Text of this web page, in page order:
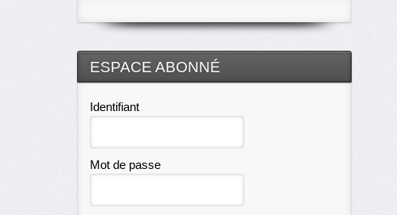
ESPACE ABONNÉ
Identifiant
Mot de passe